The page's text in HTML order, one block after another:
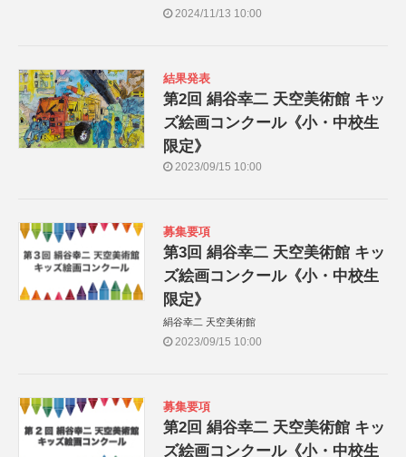
2024/11/13 10:00
結果発表
第2回 絹谷幸二 天空美術館 キッ
ズ絵画コンクール《小・中校生
限定》
2023/09/15 10:00
募集要項
第3回 絹谷幸二 天空美術館 キッ
ズ絵画コンクール《小・中校生
限定》
絹谷幸二 天空美術館
2023/09/15 10:00
募集要項
第2回 絹谷幸二 天空美術館 キッ
ズ絵画コンクール《小・中校生